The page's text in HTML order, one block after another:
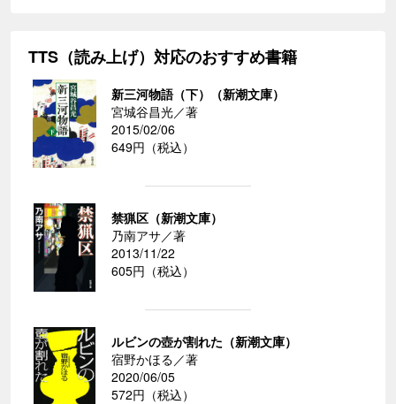
TTS（読み上げ）対応のおすすめ書籍
新三河物語（下）（新潮文庫）
宮城谷昌光／著
2015/02/06
649円（税込）
禁猟区（新潮文庫）
乃南アサ／著
2013/11/22
605円（税込）
ルビンの壺が割れた（新潮文庫）
宿野かほる／著
2020/06/05
572円（税込）